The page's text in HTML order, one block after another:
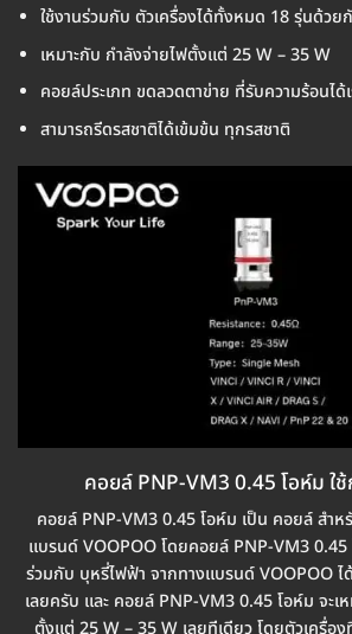
ใช้งานร่วมกับ ตัวเครื่องได้ทั้งหมด 18 รุ่นด้วย
เหมาะกับ กำลังจ่ายไฟตั้งแต่ 25 W – 35 W
คอยล์ประเภท ขดลวดตาข่าย ที่รับความร้อนได้
สามารถรีดรสชาติได้เข้มข้น ทุกรสชาติ
คอยล์ PNP-VM3 0.45 โอห์ม ใ
คอยล์ PNP-VM3 0.45 โอห์ม เป็น คอยล์ สำห
แบรนด์ VOOPOO โดยคอยล์ PNP-VM3 0.45
ร่วมกับ บุหรี่ไฟฟ้า จากทางแบรนด์ VOOPOO
เลยครับ และ คอยล์ PNP-VM3 0.45 โอห์ม จะเ